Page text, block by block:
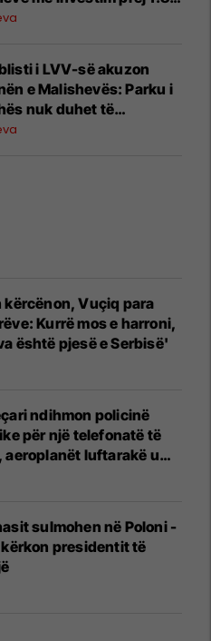
eurosh
i LVV-së akuzon
e Malishevës: Parku i
nuk duhet të
në “shpërblim për
kërcënon, Vuçiq para
Kurrë mos e harroni,
është pjesë e Serbisë'
ndihmon policinë
për një telefonatë të
aeroplanët luftarakë u
në ajër për të
sulmohen në Poloni -
presidentit të